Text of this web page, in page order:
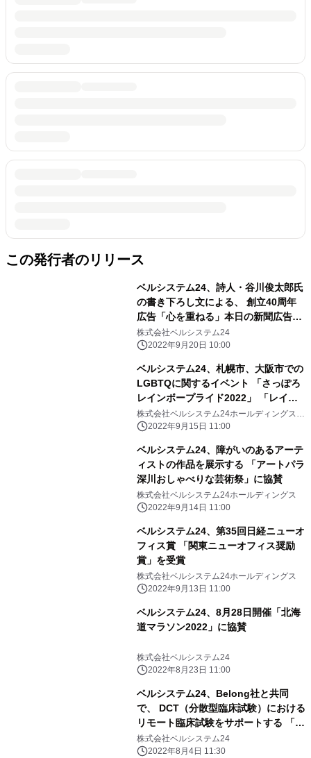
この発行者のリリース
ベルシステム24、詩人・谷川俊太郎氏
の書き下ろし文による、 創立40周年
広告「心を重ねる」本日の新聞広告か
ら順次展開
株式会社ベルシステム24
2022年9月20日 10:00
ベルシステム24、札幌市、大阪市での
LGBTQに関するイベント 「さっぽろ
レインボープライド2022」 「レイン
ボーフェスタ！2022」に協賛
株式会社ベルシステム24ホールディングス
株式会社ベルシステム24
2022年9月15日 11:00
ベルシステム24、障がいのあるアーテ
ィストの作品を展示する 「アートパラ
深川おしゃべりな芸術祭」に協賛
株式会社ベルシステム24ホールディングス
2022年9月14日 11:00
ベルシステム24、第35回日経ニューオ
フィス賞 「関東ニューオフィス奨励
賞」を受賞
株式会社ベルシステム24ホールディングス
2022年9月13日 11:00
ベルシステム24、8月28日開催「北海
道マラソン2022」に協賛
株式会社ベルシステム24
2022年8月23日 11:00
ベルシステム24、Belong社と共同
で、 DCT（分散型臨床試験）における
リモート臨床試験をサポートする 「デ
バイスマネジメントサービス」を提供
開始
株式会社ベルシステム24
2022年8月4日 11:30